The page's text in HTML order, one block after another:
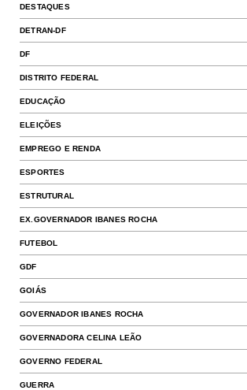
DESTAQUES
DETRAN-DF
DF
DISTRITO FEDERAL
EDUCAÇÃO
ELEIÇÕES
EMPREGO E RENDA
ESPORTES
ESTRUTURAL
EX.GOVERNADOR IBANES ROCHA
FUTEBOL
GDF
GOIÁS
GOVERNADOR IBANES ROCHA
GOVERNADORA CELINA LEÃO
GOVERNO FEDERAL
GUERRA